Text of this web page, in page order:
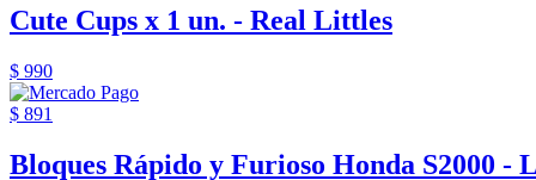
Cute Cups x 1 un. - Real Littles
$ 990
$ 891
Bloques Rápido y Furioso Honda S2000 -